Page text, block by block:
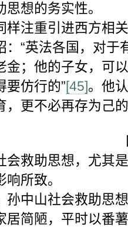
想的务实性。
注重引进西方相关
：“英法各国，对
金；他的子女，可
要仿行的”[45]。他
，更不必再存为己
救助思想，尤其是
所致。
中山社会救助思想
居简陋，平时以番